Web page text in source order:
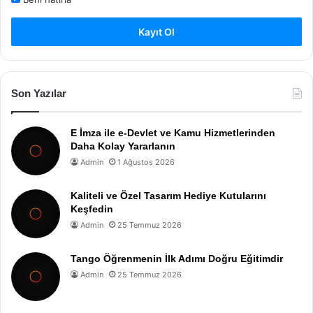
Kayıt Ol
Son Yazılar
E İmza ile e-Devlet ve Kamu Hizmetlerinden
Daha Kolay Yararlanın
Admin 1 Ağustos 2026
Kaliteli ve Özel Tasarım Hediye Kutularını
Keşfedin
Admin 25 Temmuz 2026
Tango Öğrenmenin İlk Adımı Doğru Eğitimdir
Admin 25 Temmuz 2026